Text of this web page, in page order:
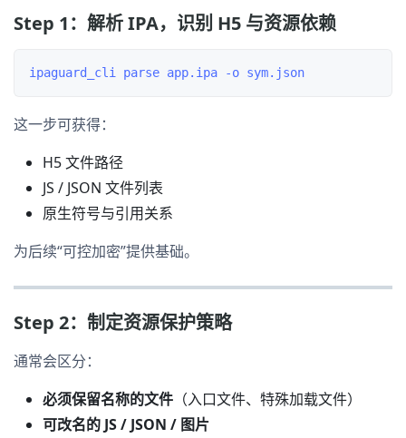
Step 1：解析 IPA，识别 H5 与资源依赖
这一步可获得：
H5 文件路径
JS / JSON 文件列表
原生符号与引用关系
为后续“可控加密”提供基础。
Step 2：制定资源保护策略
通常会区分：
必须保留名称的文件 （入口文件、特殊加载文件）
可改名的 JS / JSON / 图片